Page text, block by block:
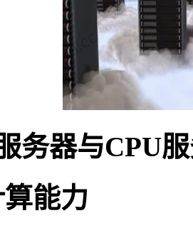
务器与CPU
能力